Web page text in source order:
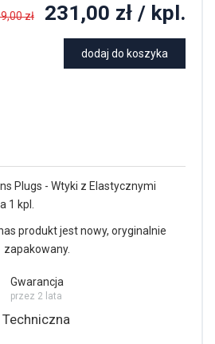
zł 231,00 zł / kpl.
dodaj do koszyka
Plugs - Wtyki z Elastycznymi
1 kpl.
produkt jest nowy, oryginalnie
zapakowany.
Gwarancja
przez 2 lata